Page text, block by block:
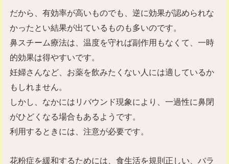
だから、有効率が高いものでも、逆に効果が認められな
かったとい結果が出ているものも多いのです。
鼻スチーム療法は、温度を守れば副作用もなくて、一時
的効果は得やすいです。
妊婦さんなど、お薬を飲みたくない人には適しているか
もしれません。
しかし、なかにはリバウンド現象により、一過性に鼻閉
がひどくなる場合もあるようです。
利用するときには、注意が必要です。
花粉症を緩和するためには、食生活を規則正しい、バラ